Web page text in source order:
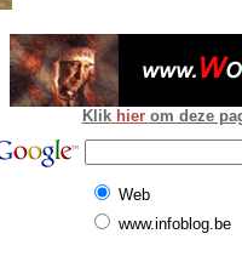
Klik hier om deze
Web
www.infoblog.be